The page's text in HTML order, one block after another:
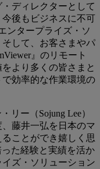
ディレクターとして
後もビジネスに不可
ンタープライズ・ソ
して、お客さまやパ
』のリモート
より多くの皆さまと
効率的な作業環境の
リー（Sojung Lee）
藤井一弘を日本のマ
ことができ嬉しく思
た経験と実績を活か
ズ・ソリューション